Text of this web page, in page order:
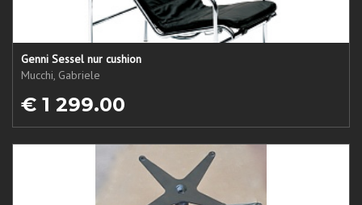
Genni Sessel nur cushion
Mucchi, Gabriele
€ 1 299.00